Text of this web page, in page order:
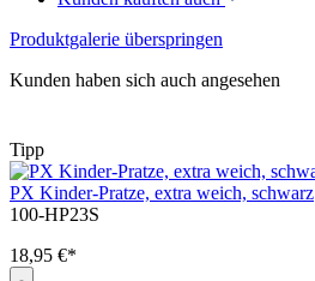
Produktgalerie überspringen
Kunden haben sich auch angesehen
Tipp
PX Kinder-Pratze, extra weich, schwarz
100-HP23S
18,95 €*